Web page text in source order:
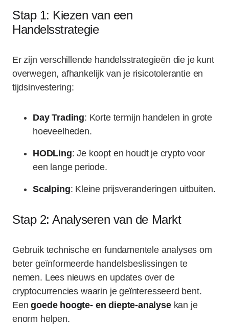
Stap 1: Kiezen van een
Handelsstrategie
Er zijn verschillende handelsstrategieën die je kunt
overwegen, afhankelijk van je risicotolerantie en
tijdsinvestering:
Day Trading: Korte termijn handelen in grote
hoeveelheden.
HODLing: Je koopt en houdt je crypto voor
een lange periode.
Scalping: Kleine prijsveranderingen uitbuiten.
Stap 2: Analyseren van de Markt
Gebruik technische en fundamentele analyses om
beter geïnformeerde handelsbeslissingen te
nemen. Lees nieuws en updates over de
cryptocurrencies waarin je geïnteresseerd bent.
Eengoede hoogte- en diepte-analysekan je
enorm helpen.